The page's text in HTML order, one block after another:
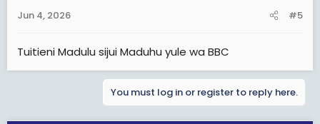
Jun 4, 2026 #5
Tuitieni Madulu sijui Maduhu yule wa BBC
You must log in or register to reply here.